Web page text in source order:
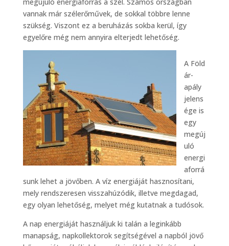
vannak már szélerőművek, de sokkal többre lenne
szükség. Viszont ez a beruházás sokba kerül, így
egyelőre még nem annyira elterjedt lehetőség.
A Föld
ár-
apály
jelens
ége is
egy
megúj
uló
energi
aforrá
sunk lehet a jövőben. A víz energiáját hasznosítani,
mely rendszeresen visszahúzódik, illetve megdagad,
egy olyan lehetőség, melyet még kutatnak a tudósok.
A nap energiáját használjuk ki talán a leginkább
manapság, napkollektorok segítségével a napból jövő